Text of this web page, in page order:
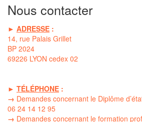
Nous contacter
► ADRESSE :
14, rue Palais Grillet
BP 2024
69226 LYON cedex 02
► TÉLÉPHONE :
→ Demandes concernant le Diplôme
06 24 14 12 95
→ Demandes concernant le formation